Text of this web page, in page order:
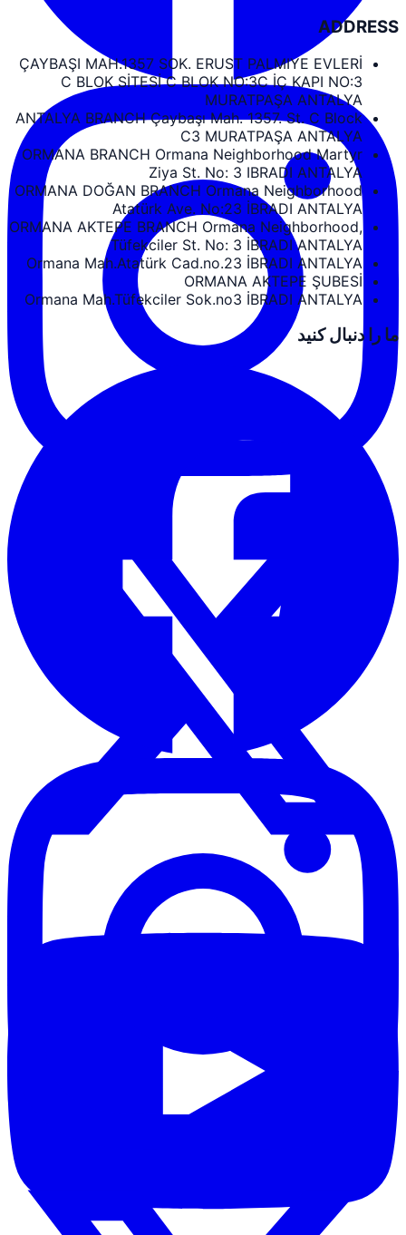
ADDRESS
ÇAYBAŞI MAH.1357 SOK. ERUST PALMIYE EVLERİ
C BLOK SİTESİ C BLOK NO:3C İÇ KAPI NO:3
MURATPAŞA ANTALYA
ANTALYA BRANCH Çaybaşı Mah. 1357. St. C Block
C3 MURATPAŞA ANTALYA
ORMANA BRANCH Ormana Neighborhood Martyr
Ziya St. No: 3 IBRADI ANTALYA
ORMANA DOĞAN BRANCH Ormana Neighborhood
Atatürk Ave. No:23 İBRADI ANTALYA
ORMANA AKTEPE BRANCH Ormana Neighborhood,
Tüfekciler St. No: 3 İBRADI ANTALYA
Ormana Mah.Atatürk Cad.no.23 İBRADI ANTALYA
ORMANA AKTEPE ŞUBESİ
Ormana Mah.Tüfekciler Sok.no3 İBRADI ANTALYA
ما را دنبال کنید